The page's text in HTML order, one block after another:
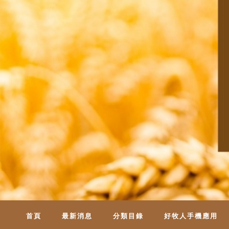
首頁 最新消息 分類目錄 好牧人手機應用